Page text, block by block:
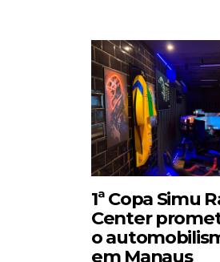
1ª Copa Simu
Center
o
em Manaus